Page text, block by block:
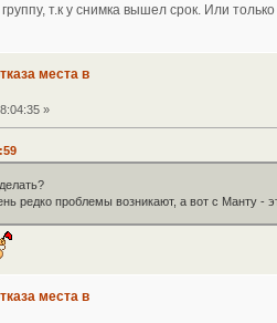
т.к у снимка вышел срок. Или
места в
»
редко проблемы возникают, а вот с Манту -
места в